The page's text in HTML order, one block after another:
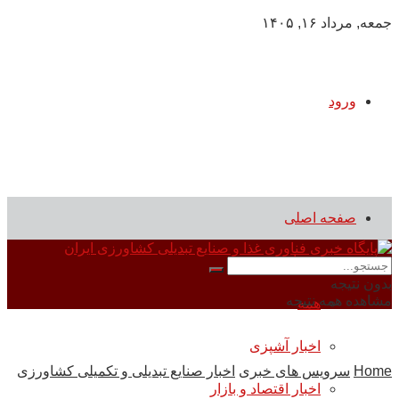
جمعه, مرداد ۱۶, ۱۴۰۵
ورود
صفحه اصلی
سرویس های خبری
همه
اخبار آشپزی
اخبار اقتصاد و بازار
بدون نتیجه
مشاهده همه نتیجه
Home سرویس های خبری اخبار صنایع تبدیلی و تکمیلی کشاورزی